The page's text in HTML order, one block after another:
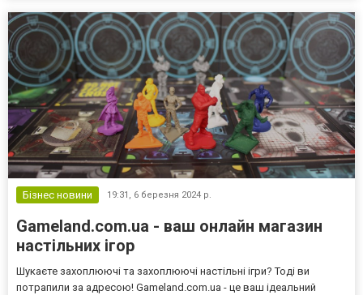
Бізнес новини 19:31, 6 березня 2024 р.
Gameland.com.ua - ваш онлайн магазин
настільних ігор
Шукаєте захоплюючі та захоплюючі настільні ігри? Тоді ви
потрапили за адресою! Gameland.com.ua - це ваш ідеальний